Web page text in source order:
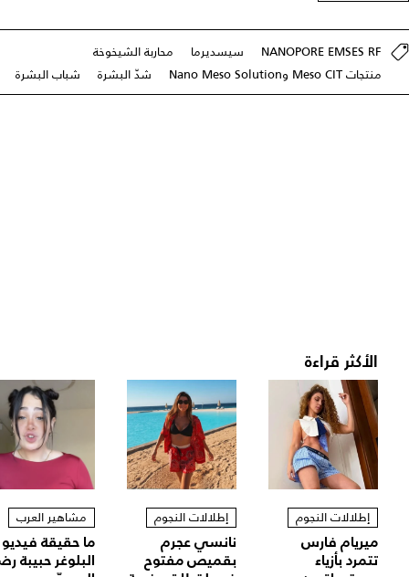
NANOPORE EMSES RF سيسديرما
محاربة الشيخوخة
منتجات Meso CIT وNano Meso Solution
شدّ البشرة شباب البشرة
الأكثر قراءة
إطلالات النجوم
ميريام فارس
تتمرد بأزياء
إطلالات النجوم
نانسي عجرم
بقميص مفتوح
مشاهير العرب
ما حقيقة فيديو
البلوغر حبيبة